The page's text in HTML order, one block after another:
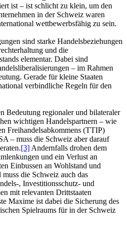
ist – ist schlicht zu klein, um den
in der Schweiz waren
wettbewerbsfähig zu sein.
sind starke Handelsbeziehungen
und die
elementar. Dabei sind
– im Rahmen
Gerade für kleine Staaten
verbindliche Regeln für den
Bedeutung regionaler und bilateraler
wichtigen Handelspartnern – wie
Freihandelsabkommens (TTIP)
– muss die Schweiz aber darauf
[3] Andernfalls drohen dem
und ein Verlust an
Einbussen an Wohlstand und
die Schweiz auch das
, Investitionsschutz- und
mit relevanten Drittstaaten
Maxime ist dabei die Sicherung des
Spielraums für in der Schweiz